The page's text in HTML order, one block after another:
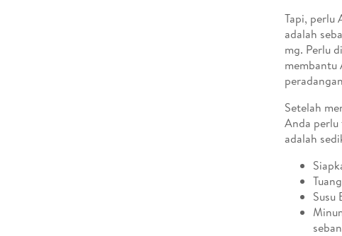
Tapi, perlu
adalah
mg. Perlu
membantu
Setelah
Anda perlu
adalah
Susu